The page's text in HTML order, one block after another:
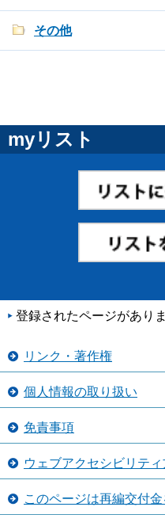
その他
myリスト
登録されたページがありま
リンク・著作権
個人情報の取り扱い
免責事項
ウェブアクセシビリテ
このページは再編交付